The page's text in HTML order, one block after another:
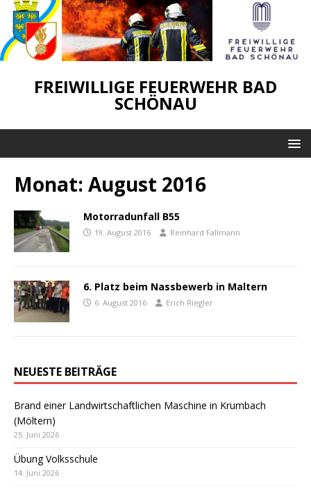
FREIWILLIGE FEUERWEHR BAD
SCHÖNAU
Monat: August 2016
Motorradunfall B55
19. August 2016 Reinhard Fallmann
6. Platz beim Nassbewerb in Maltern
6. August 2016 Erich Riegler
NEUESTE BEITRÄGE
Brand einer Landwirtschaftlichen Maschine in Krumbach
(Möltern)
25. Juni 2026
Übung Volksschule
14. Juni 2026